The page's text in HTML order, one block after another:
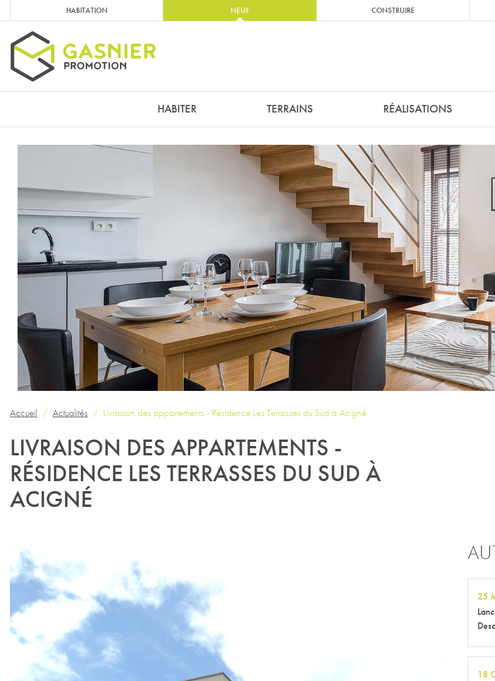
HABITATION NEUF CONSTRUIRE
HABITER TERRAINS RÉALISATIONS
Accueil Actualités Livraison des appartements - Résidence Les Terrasses du Sud à Acigné
LIVRAISON DES APPARTEMENTS -
RÉSIDENCE LES TERRASSES DU SUD À
ACIGNÉ
25
18